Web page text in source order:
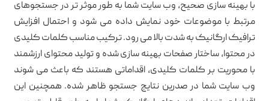
با بهینه سازی صحیح، وب سایت شما به طور موثر تر در جستجوهای
مرتبط با موضوعات خود نمایش داده می شود و احتمال افزایش
ترافیک ارگانیک به شدت بالا می رود. ترکیب مناسب کلمات کلیدی
در محتوا، ساختار صفحات بهینه سازی شده و تولید محتوای ارزشمند
با محوریت بر کلمات کلیدی، اقداماتی هستند که باعث می شوند
وب سایت شما در صدرین نتایج جستجو ظاهر شده. همچنین این